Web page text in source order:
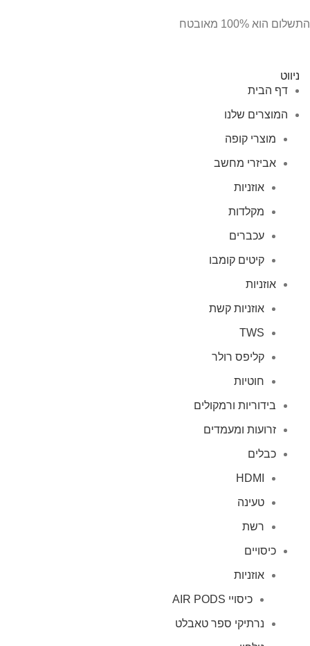
התשלום הוא 100% מאובטח
ניווט
דף הבית
המוצרים שלנו
מוצרי קופה
אביזרי מחשב
אוזניות
מקלדות
עכברים
קיטים קומבו
אוזניות
אוזניות קשת
TWS
קליפס רולר
חוטיות
בידוריות ורמקולים
זרועות ומעמדים
כבלים
HDMI
טעינה
רשת
כיסויים
אוזניות
כיסויי AIR PODS
נרתיקי ספר טאבלט